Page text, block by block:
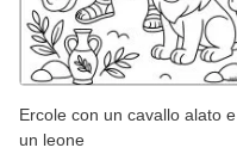
Ercole con un cavallo alato e
un leone